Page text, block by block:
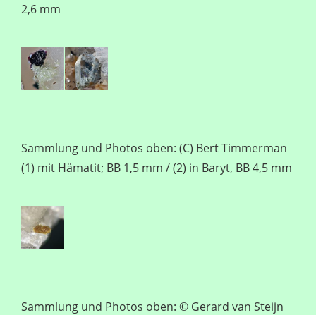
2,6 mm
Sammlung und Photos oben: (C) Bert Timmerman
(1) mit Hämatit; BB 1,5 mm / (2) in Baryt, BB 4,5 mm
Sammlung und Photos oben: © Gerard van Steijn